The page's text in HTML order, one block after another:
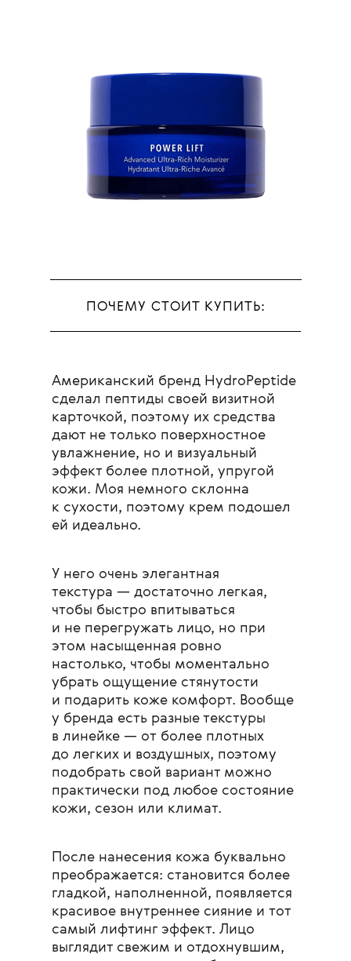
ПОЧЕМУ СТОИТ КУПИТЬ:
Американский бренд HydroPeptide
сделал пептиды своей визитной
карточкой, поэтому их средства
дают не только поверхностное
увлажнение, но и визуальный
эффект более плотной, упругой
кожи. Моя немного склонна
к сухости, поэтому крем подошел
ей идеально.
У него очень элегантная
текстура — достаточно легкая,
чтобы быстро впитываться
и не перегружать лицо, но при
этом насыщенная ровно
настолько, чтобы моментально
убрать ощущение стянутости
и подарить коже комфорт. Вообще
у бренда есть разные текстуры
в линейке — от более плотных
до легких и воздушных, поэтому
подобрать свой вариант можно
практически под любое состояние
кожи, сезон или климат.
После нанесения кожа буквально
преображается: становится более
гладкой, наполненной, появляется
красивое внутреннее сияние и тот
самый лифтинг эффект. Лицо
выглядит свежим и отдохнувшим,